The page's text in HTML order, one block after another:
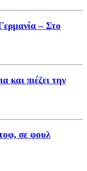
– Στο
και πιέζει την
σε φουλ